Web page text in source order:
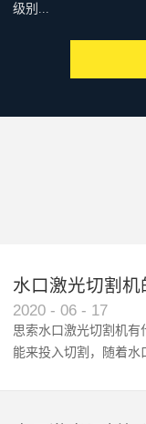
级别...
者轮廓，从而实现精准
商标唛头、印花、亚克
水口激光切割
2020 - 06 - 17
思索水口激光切割机有
能来投入切割，随着水